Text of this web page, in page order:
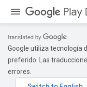
Play
Google utiliza tecnología
preferido. Las
errores.